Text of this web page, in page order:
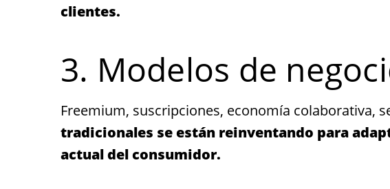
clientes.
3. Modelos de
Freemium, suscripciones, economía colaborativa,
tradicionales se están reinventando para
actual del consumidor.